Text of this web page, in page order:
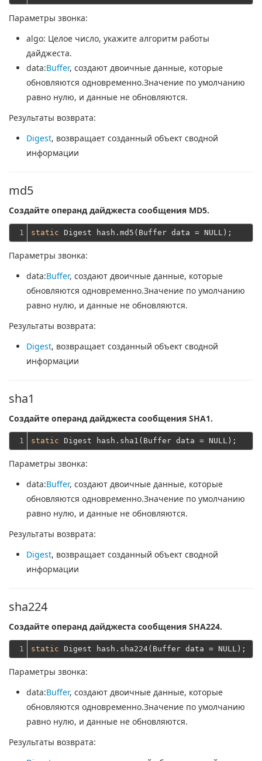
Параметры звонка:
algo: Целое число, укажите алгоритм работы
дайджеста.
data:Buffer, создают двоичные данные, которые
обновляются одновременно.Значение по умолчанию
равно нулю, и данные не обновляются.
Результаты возврата:
Digest, возвращает созданный объект сводной
информации
md5
Создайте операнд дайджеста сообщения MD5.
1 static
Параметры звонка:
data:Buffer, создают двоичные данные, которые
обновляются одновременно.Значение по умолчанию
равно нулю, и данные не обновляются.
Результаты возврата:
Digest, возвращает созданный объект сводной
информации
sha1
Создайте операнд дайджеста сообщения SHA1.
1 static
Параметры звонка:
data:Buffer, создают двоичные данные, которые
обновляются одновременно.Значение по умолчанию
равно нулю, и данные не обновляются.
Результаты возврата:
Digest, возвращает созданный объект сводной
информации
sha224
Создайте операнд дайджеста сообщения SHA224.
1 static
Параметры звонка:
data:Buffer, создают двоичные данные, которые
обновляются одновременно.Значение по умолчанию
равно нулю, и данные не обновляются.
Результаты возврата: